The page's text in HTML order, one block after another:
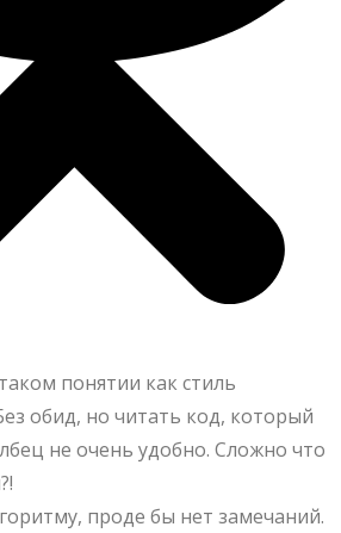
понятии как стиль
обид, но читать код, который
не очень удобно. Сложно что
проде бы нет замечаний.